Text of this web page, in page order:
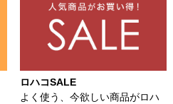
ロハコSALE
よく使う、今欲しい商品がロハ